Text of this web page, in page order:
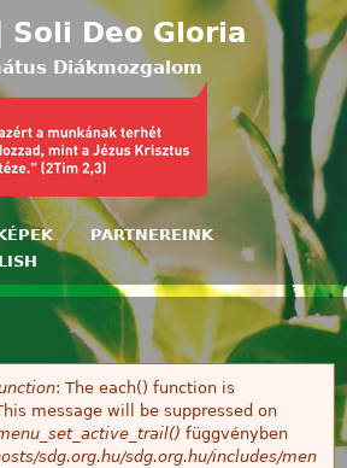
a tartalomra
| Soli Deo Gloria
Diákmozgalom
PARTNEREINK
: The each() function is
message will be suppressed on
függvényben
sdg.org.hu/sdg.org.hu/includes/men